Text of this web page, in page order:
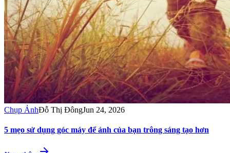
Chụp ẢnhĐỗ Thị ĐôngJun 24, 2026
5 mẹo sử dụng góc máy để ảnh của bạn trông sáng tạo hơn